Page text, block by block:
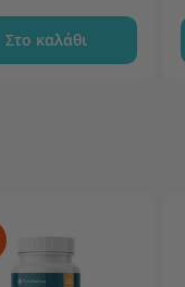
Στο καλάθι